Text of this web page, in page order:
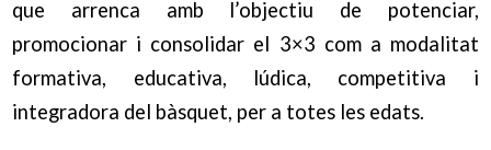
que arrenca amb l’objectiu de potenciar,
promocionar i consolidar el 3×3 com a modalitat
formativa, educativa, lúdica, competitiva i
integradora del bàsquet, per a totes les edats.